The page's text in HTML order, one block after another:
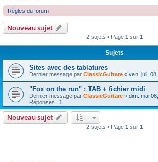
Règles du forum
Nouveau sujet
2 sujets • Page 1 sur 1
Sujets
Sites avec des tablatures
Dernier message par ClassicGuitare « ven. juil.
"Fox on the run" : TAB + fichier midi
Dernier message par ClassicGuitare « dim. mai
Réponses : 1
Nouveau sujet
2 sujets • Page 1 sur 1